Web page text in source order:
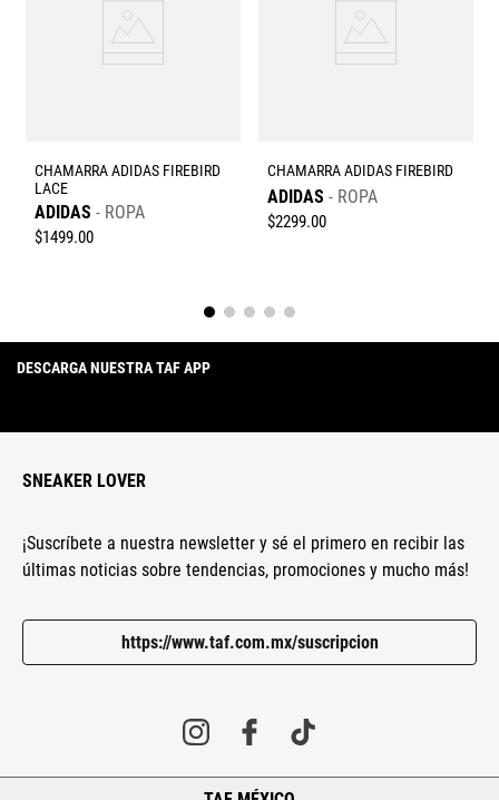
CHAMARRA ADIDAS FIREBIRD
LACE
ADIDAS ROPA
$1499.00
CHAMARRA ADIDAS FIREBIRD
ADIDAS ROPA
$2299.00
DESCARGA NUESTRA TAF APP
SNEAKER LOVER
¡Suscríbete a nuestra newsletter y sé el primero en recibir las
últimas noticias sobre tendencias, promociones y mucho más!
https://www.taf.com.mx/suscripcion